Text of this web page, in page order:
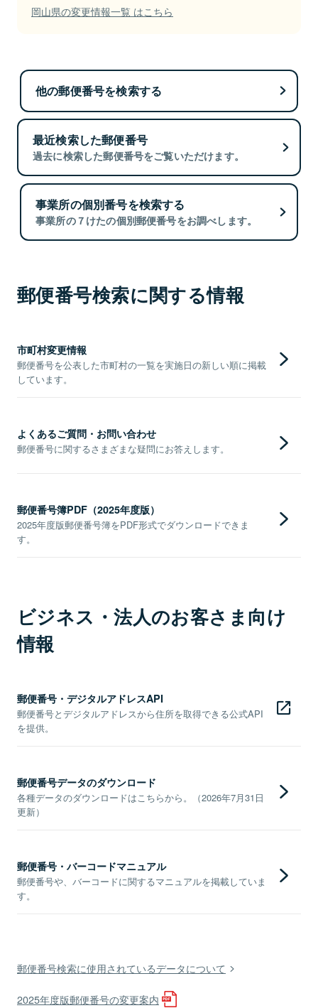
岡山県の変更情報一覧 はこちら
他の郵便番号を検索する
最近検索した郵便番号
過去に検索した郵便番号をご覧いただけます。
事業所の個別番号を検索する
事業所の７けたの個別郵便番号をお調べします。
郵便番号検索に関する情報
市町村変更情報
郵便番号を公表した市町村の一覧を実施日の新しい順に掲載
しています。
よくあるご質問・お問い合わせ
郵便番号に関するさまざまな疑問にお答えします。
郵便番号簿PDF（2025年度版）
2025年度版郵便番号簿をPDF形式でダウンロードできま
す。
ビジネス・法人のお客さま向け
情報
郵便番号・デジタルアドレスAPI
郵便番号とデジタルアドレスから住所を取得できる公式API
を提供。
郵便番号データのダウンロード
各種データのダウンロードはこちらから。（2026年7月31日
更新）
郵便番号・バーコードマニュアル
郵便番号や、バーコードに関するマニュアルを掲載していま
す。
郵便番号検索に使用されているデータについて
2025年度版郵便番号の変更案内